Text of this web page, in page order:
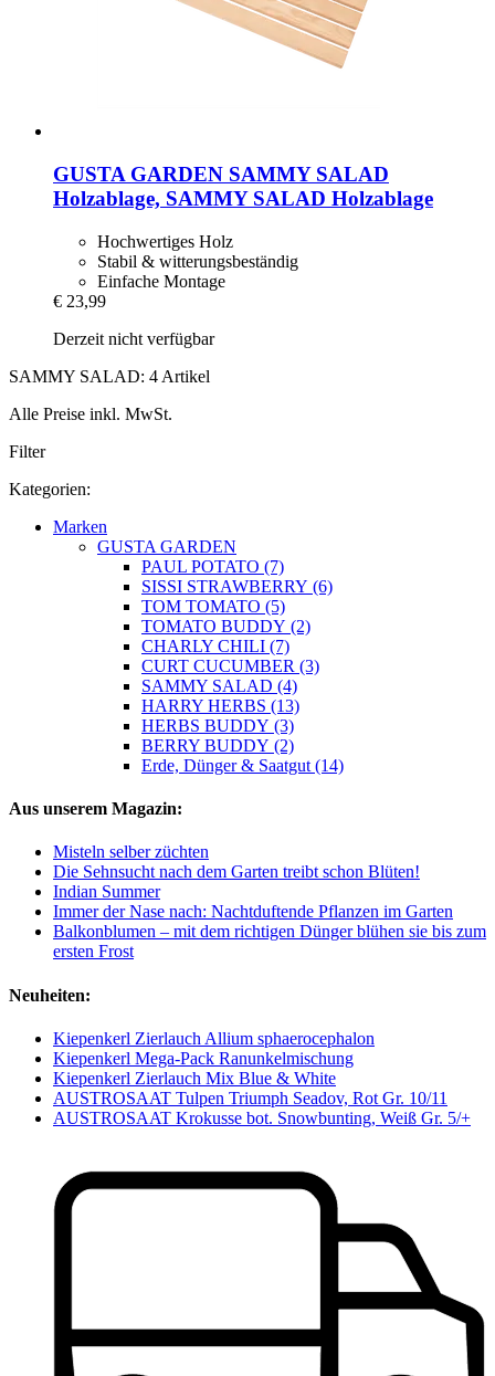
GUSTA GARDEN SAMMY SALAD
Holzablage, SAMMY SALAD Holzablage
Hochwertiges Holz
Stabil & witterungsbeständig
Einfache Montage
€ 23,99
Derzeit nicht verfügbar
SAMMY SALAD: 4 Artikel
Alle Preise inkl. MwSt.
Filter
Kategorien:
Marken
GUSTA GARDEN
PAUL POTATO (7)
SISSI STRAWBERRY (6)
TOM TOMATO (5)
TOMATO BUDDY (2)
CHARLY CHILI (7)
CURT CUCUMBER (3)
SAMMY SALAD (4)
HARRY HERBS (13)
HERBS BUDDY (3)
BERRY BUDDY (2)
Erde, Dünger & Saatgut (14)
Aus unserem Magazin:
Misteln selber züchten
Die Sehnsucht nach dem Garten treibt schon Blüten!
Indian Summer
Immer der Nase nach: Nachtduftende Pflanzen im Garten
Balkonblumen – mit dem richtigen Dünger blühen sie bis zum
ersten Frost
Neuheiten:
Kiepenkerl Zierlauch Allium sphaerocephalon
Kiepenkerl Mega-Pack Ranunkelmischung
Kiepenkerl Zierlauch Mix Blue & White
AUSTROSAAT Tulpen Triumph Seadov, Rot Gr. 10/11
AUSTROSAAT Krokusse bot. Snowbunting, Weiß Gr. 5/+